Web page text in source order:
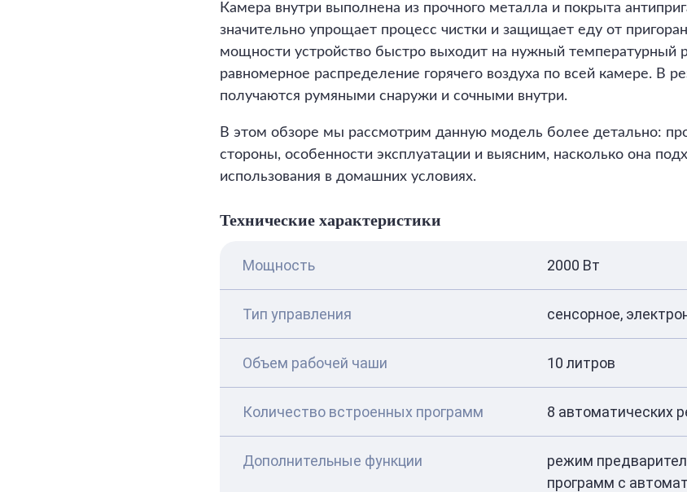
Камера внутри выполнена из прочного металла и покрыта
значительно упрощает процесс чистки и защищает еду от
мощности устройство быстро выходит на нужный температурный
равномерное распределение горячего воздуха по всей камере. В
получаются румяными снаружи и сочными внутри.
В этом обзоре мы рассмотрим данную модель более детально:
стороны, особенности эксплуатации и выясним, насколько она
использования в домашних условиях.
Технические характеристики
Мощность 2000 Вт
Тип управления сенсорное,
Объем рабочей чаши 10 литров
Количество встроенных программ 8 автоматических
Дополнительные функции
режим
программ с